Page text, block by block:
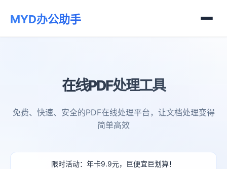
MYD办公助手
在线PDF处理工具
免费、快速、安全的PDF在线处理平台，让文档处理变得
简单高效
限时活动：年卡9.9元，巨便宜巨划算！